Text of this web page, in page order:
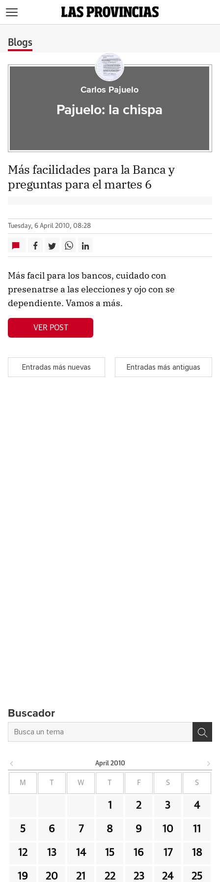
Blogs
Carlos Pajuelo
Pajuelo: la chispa
Más facilidades para la Banca y
preguntas para el martes 6
Tuesday, 6 April 2010, 08:28
Más facil para los bancos, cuidado con
presenatrse a las elecciones y ojo con se
dependiente. Vamos a más.
VER POST
Entradas más nuevas Entradas más antiguas
Buscador
April 2010
M W F S S
1 2 3 4
5 6 7 8 9 10 11
12 13 14 15 16 17 18
19 20 21 22 23 24 25